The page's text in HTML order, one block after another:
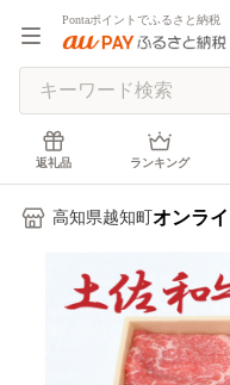
Pontaポイントでふるさと納税
返礼品 ランキング
高知県越知町 オンラ